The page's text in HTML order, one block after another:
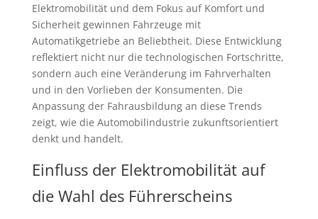
Elektromobilität und dem Fokus auf Komfort und
Sicherheit gewinnen Fahrzeuge mit
Automatikgetriebe an Beliebtheit. Diese Entwicklung
reflektiert nicht nur die technologischen Fortschritte,
sondern auch eine Veränderung im Fahrverhalten
und in den Vorlieben der Konsumenten. Die
Anpassung der Fahrausbildung an diese Trends
zeigt, wie die Automobilindustrie zukunftsorientiert
denkt und handelt.
Einfluss der Elektromobilität auf
die Wahl des Führerscheins